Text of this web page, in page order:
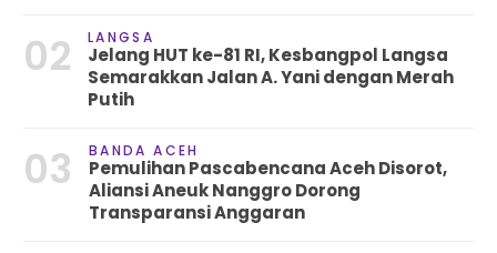
02 LANGSA
Jelang HUT ke-81 RI, Kesbangpol Langsa
Semarakkan Jalan A. Yani dengan Merah
Putih
03 BANDA ACEH
Pemulihan Pascabencana Aceh Disorot,
Aliansi Aneuk Nanggro Dorong
Transparansi Anggaran